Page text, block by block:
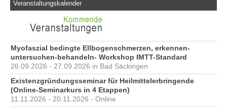
Veranstaltungskalender
Myofaszial bedingte Ellbogenschmerzen, erkennen-
untersuchen-behandeln- Workshop IMTT-Standard
26.09.2026 - 27.09.2026 in Bad Säckingen
Existenzgründungsseminar für Heilmittelerbringende
(Online-Seminarkurs in 4 Etappen)
11.11.2026 - 20.11.2026 - Online